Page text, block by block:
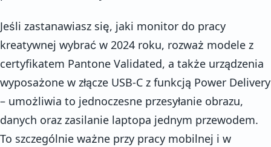
Jeśli zastanawiasz się, jaki monitor do pracy
kreatywnej wybrać w 2024 roku, rozważ modele z
certyfikatem Pantone Validated, a także urządzenia
wyposażone w złącze USB-C z funkcją Power Delivery
– umożliwia to jednoczesne przesyłanie obrazu,
danych oraz zasilanie laptopa jednym przewodem.
To szczególnie ważne przy pracy mobilnej i w